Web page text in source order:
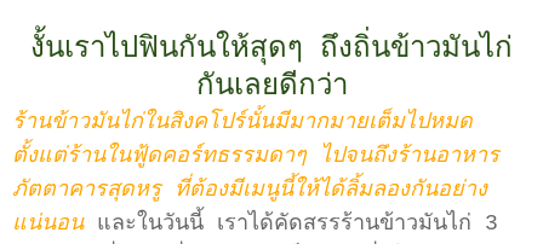
งั้นเราไปฟินกันให้สุดๆ ถึงถิ่นข้าวมันไก่
กันเลยดีกว่า
ร้านข้าวมันไก่ในสิงคโปร์นั้นมีมากมายเต็มไปหมด
ตั้งแต่ร้านในฟู้ดคอร์ทธรรมดาๆ ไปจนถึงร้านอาหาร
ภัตตาคารสุดหรู ที่ต้องมีเมนูนี้ให้ได้ลิ้มลองกันอย่าง
แน่นอนและในวันนี้ เราได้คัดสรรร้านข้าวมันไก่ 3